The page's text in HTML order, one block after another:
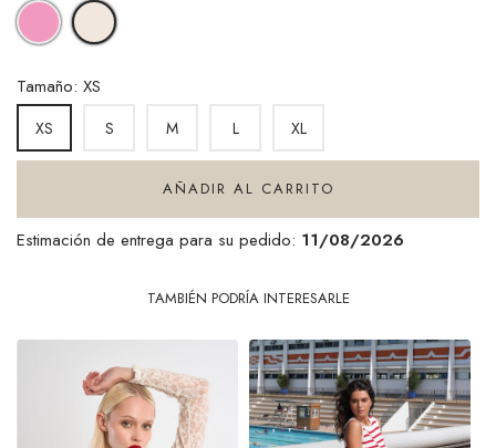
ROSA OFFWHITE
Tamaño: XS
XS S M L XL
AÑADIR AL CARRITO
Estimación de entrega para su pedido: 11/08/2026
TAMBIÉN PODRÍA INTERESARLE